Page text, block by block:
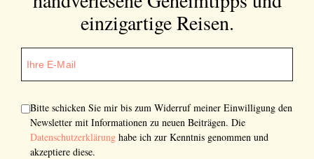
einzigartige Reisen.
Bitte schicken Sie mir bis zum Widerruf meiner Einwilligung den
Newsletter mit Informationen zu neuen Beiträgen. Die
Datenschutzerklärung habe ich zur Kenntnis genommen und
akzeptiere diese.
SENDEN